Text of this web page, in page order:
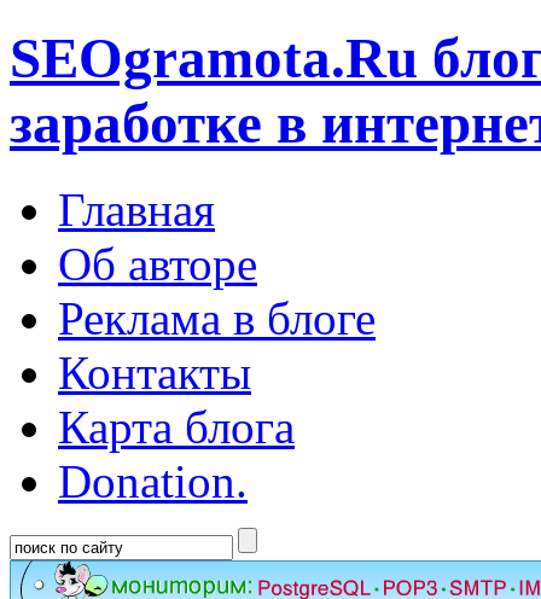
SEOgramota.Ru
заработке в
Главная
Об авторе
Реклама в блоге
Контакты
Карта блога
Donation.